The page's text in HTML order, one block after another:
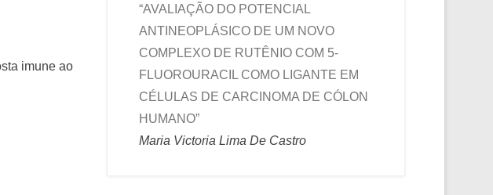
imune ao
“AVALIAÇÃO DO POTENCIAL
ANTINEOPLÁSICO DE UM NOVO
COMPLEXO DE RUTÊNIO COM 5-
FLUOROURACIL COMO LIGANTE EM
CÉLULAS DE CARCINOMA DE CÓLON
HUMANO”
Maria Victoria Lima De Castro